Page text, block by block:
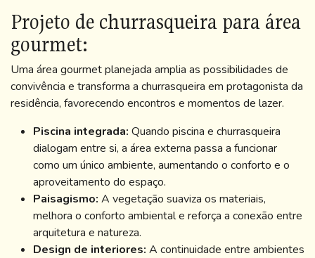
Projeto de churrasqueira para área
gourmet:
Uma área gourmet planejada amplia as possibilidades de
convivência e transforma a churrasqueira em protagonista da
residência, favorecendo encontros e momentos de lazer.
Piscina integrada: Quando piscina e churrasqueira
dialogam entre si, a área externa passa a funcionar
como um único ambiente, aumentando o conforto e o
aproveitamento do espaço.
Paisagismo: A vegetação suaviza os materiais,
melhora o conforto ambiental e reforça a conexão entre
arquitetura e natureza.
Design de interiores: A continuidade entre ambientes